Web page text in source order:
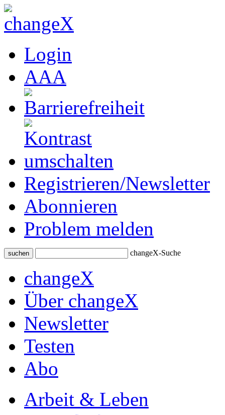
Login
AAA
Registrieren/Newsletter
Abonnieren
Problem melden
suchen changeX-Suche
changeX
Über changeX
Newsletter
Testen
Abo
Arbeit & Leben